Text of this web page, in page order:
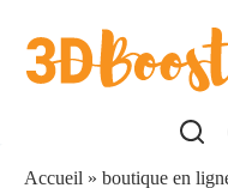
contenu
Accueil » boutique en